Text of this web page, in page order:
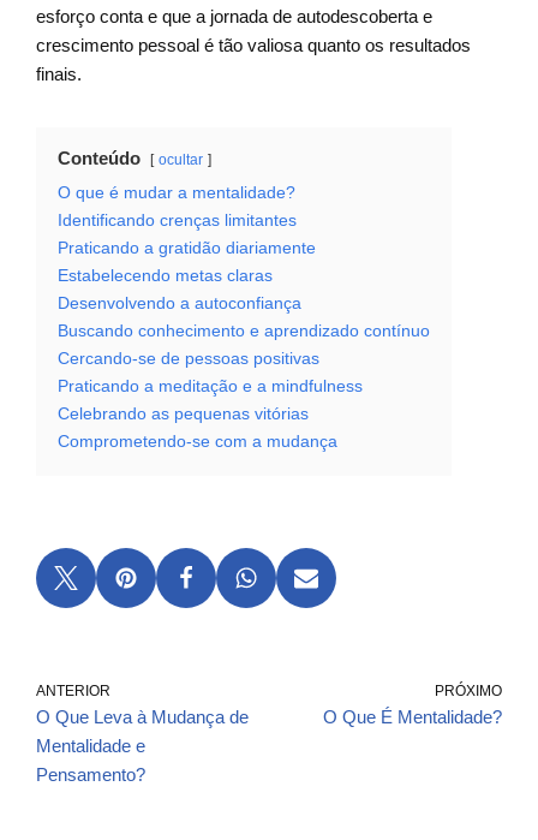
esforço conta e que a jornada de autodescoberta e
crescimento pessoal é tão valiosa quanto os resultados
finais.
Conteúdo ocultar
O que é mudar a mentalidade?
Identificando crenças limitantes
Praticando a gratidão diariamente
Estabelecendo metas claras
Desenvolvendo a autoconfiança
Buscando conhecimento e aprendizado contínuo
Cercando-se de pessoas positivas
Praticando a meditação e a mindfulness
Celebrando as pequenas vitórias
Comprometendo-se com a mudança
ANTERIOR
O Que Leva à Mudança de
Mentalidade e
Pensamento?
PRÓXIMO
O Que É Mentalidade?